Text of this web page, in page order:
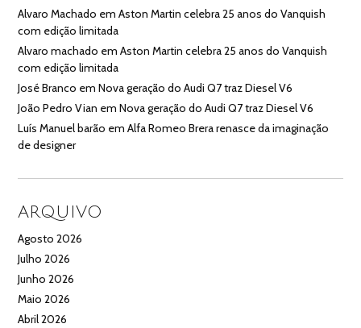
Alvaro Machado emAston Martin celebra 25 anos do Vanquish
com edição limitada
Alvaro machado emAston Martin celebra 25 anos do Vanquish
com edição limitada
José Branco emNova geração do Audi Q7 traz Diesel V6
João Pedro Vian emNova geração do Audi Q7 traz Diesel V6
Luís Manuel barão emAlfa Romeo Brera renasce da imaginação
de designer
ARQUIVO
Agosto 2026
Julho 2026
Junho 2026
Maio 2026
Abril 2026